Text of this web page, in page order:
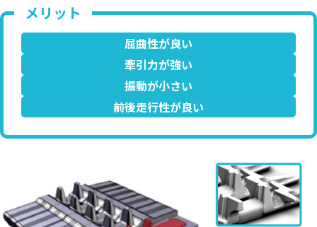
屈曲性が良い
牽引力が強い
振動が小さい
前後走行性が良い